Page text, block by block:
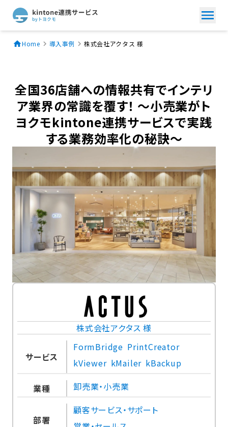
Home 導入事例 株式会社アクタス 様
全国36店舗への情報共有でインテリ
ア業界の常識を覆す！ ～小売業がト
ヨクモkintone連携サービスで実践
する業務効率化の秘訣～
株式会社アクタス 様
サービス
FormBridge PrintCreator
kViewer kMailer kBackup
業種 卸売業・小売業
部署
顧客サービス・サポート